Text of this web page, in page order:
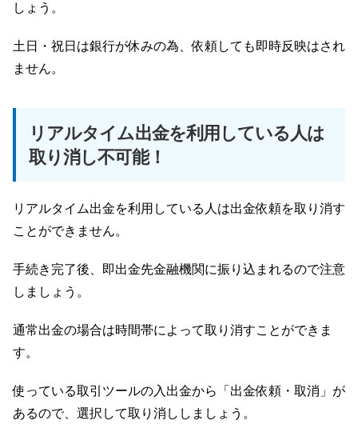
しょう。
土日・祝日は銀行が休みの為、依頼しても即時反映はされ
ません。
リアルタイム出金を利用している人は
取り消し不可能！
リアルタイム出金を利用している人は出金依頼を取り消す
ことができません。
手続き完了後、即出金先金融機関に振り込まれるので注意
しましょう。
通常出金の場合は時間帯によって取り消すことができま
す。
使っている取引ツールの入出金から「出金依頼・取消」が
あるので、選択して取り消ししましょう。